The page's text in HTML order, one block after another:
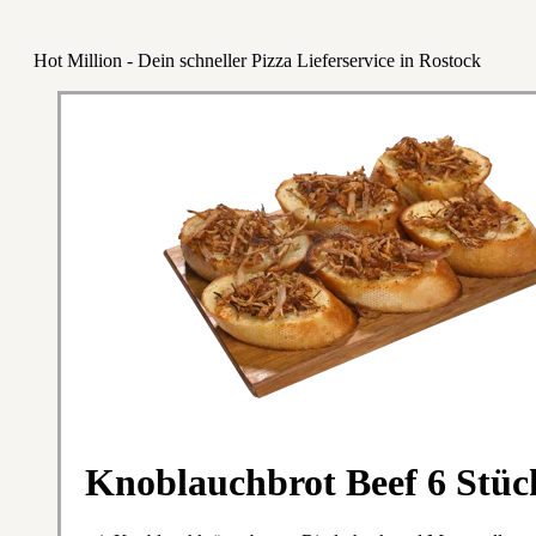
Hot Million - Dein schneller Pizza Lieferservice in Rostock
Knoblauchbrot Beef 6